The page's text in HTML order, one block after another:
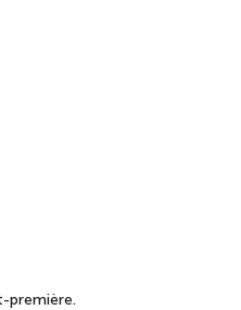
première.